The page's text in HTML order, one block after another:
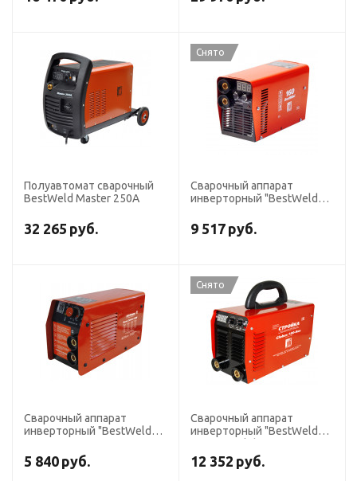
Полуавтомат сварочный
BestWeld Master 250А
32 265 руб.
Снято
Сварочный аппарат
инверторный "BestWeld
9 517 руб.
Сварочный аппарат
инверторный "BestWeld
5 840 руб.
Снято
Сварочный аппарат
инверторный "BestWeld
12 352 руб.